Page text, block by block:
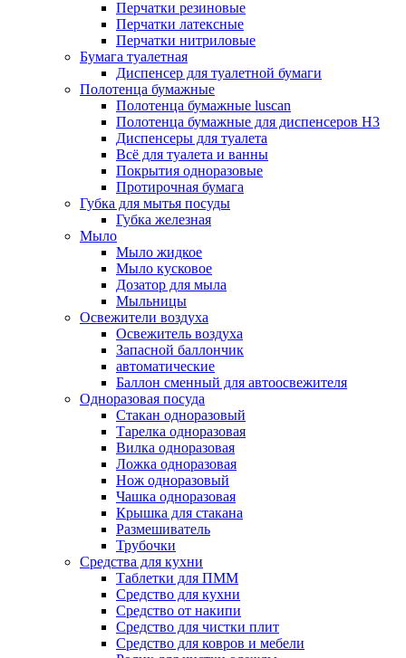
Перчатки резиновые
Перчатки латексные
Перчатки нитриловые
Бумага туалетная
Диспенсер для туалетной бумаги
Полотенца бумажные
Полотенца бумажные luscan
Полотенца бумажные для диспенсеров H3
Диспенсеры для туалета
Всё для туалета и ванны
Покрытия одноразовые
Протирочная бумага
Губка для мытья посуды
Губка железная
Мыло
Мыло жидкое
Мыло кусковое
Дозатор для мыла
Мыльницы
Освежители воздуха
Освежитель воздуха
Запасной баллончик
автоматические
Баллон сменный для автоосвежителя
Одноразовая посуда
Стакан одноразовый
Тарелка одноразовая
Вилка одноразовая
Ложка одноразовая
Нож одноразовый
Чашка одноразовая
Крышка для стакана
Размешиватель
Трубочки
Средства для кухни
Таблетки для ПММ
Средство для кухни
Средство от накипи
Средство для чистки плит
Средство для ковров и мебели